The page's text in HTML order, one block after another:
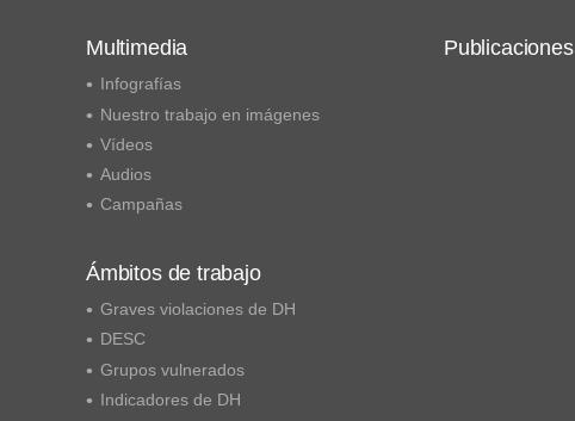
Multimedia
Infografías
Nuestro trabajo en imágenes
Vídeos
Audios
Campañas
Publicaciones
Ámbitos de trabajo
Graves violaciones de DH
DESC
Grupos vulnerados
Indicadores de DH